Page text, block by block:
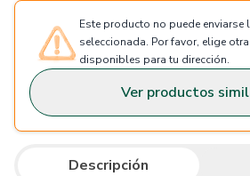
Este producto no puede enviarse
seleccionada. Por favor, elige
disponibles para tu dirección.
Ver productos
Descripción